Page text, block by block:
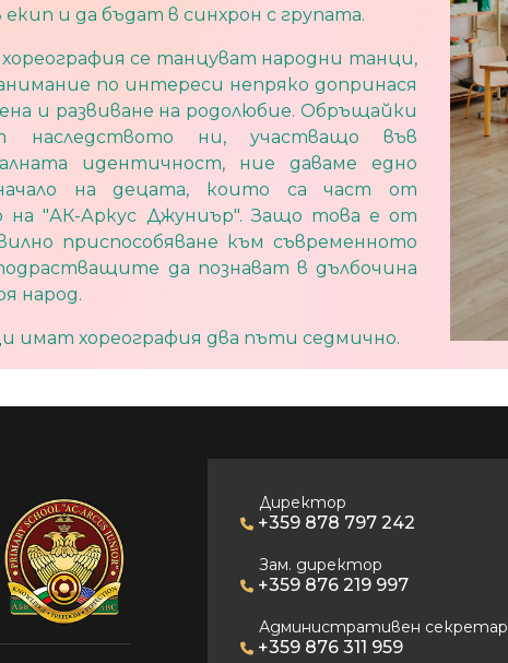
и да бъдат в синхрон с групата.
се танцуват народни танци,
по интереси непряко допринася
и развиване на родолюбие. Обръщайки
ни, участващо във
идентичност, ние даваме едно
на децата, които са част от
на "АК-Аркус Джуниър". Защо това е от
приспособяване към съвременното
да познават в дълбочина
народ.
имат хореография два пъти седмично.
Директор
+359 878 797 242
Зам. директор
+359 876 219 997
Административен секретар
+359 876 311 959